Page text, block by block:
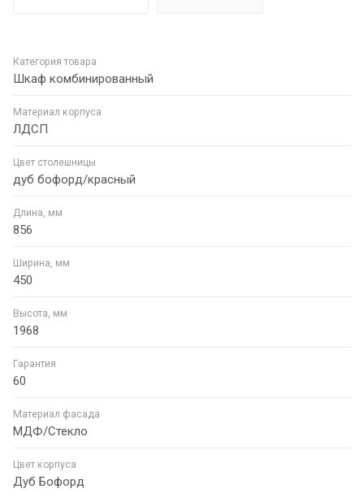
Категория товара
Шкаф комбинированный
Материал корпуса
ЛДСП
Цвет столешницы
дуб бофорд/красный
Длина, мм
856
Ширина, мм
450
Высота, мм
1968
Гарантия
60
Материал фасада
МДФ/Стекло
Цвет корпуса
Дуб Бофорд